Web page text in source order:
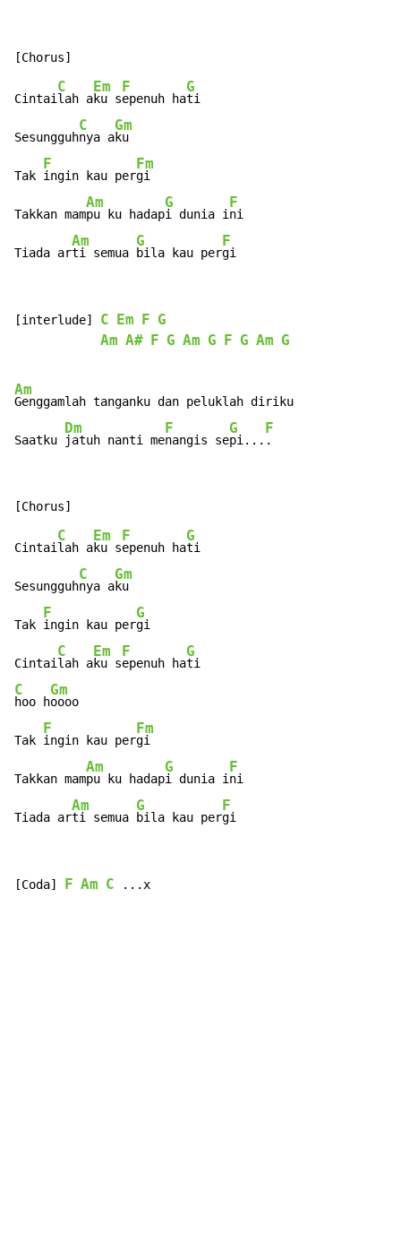
Cintai
C
lah a
Em
ku s
F
epenuh ha
G
ti
Sesungguh
C
nya a
Gm
ku
Tak
F
ingin kau per
Fm
gi
Takkan mam
Am
pu ku hadap
G
i dunia i
F
ni
Tiada ar
Am
ti semua
G
bila kau per
F
gi
[interlude] C Em F G
Am A# F G Am G F G Am G
Am
Genggamlah tanganku dan peluklah diriku
Saatku
Dm
jatuh nanti me
F
nangis se
G
pi...
F
.
Cintai
C
lah a
Em
ku s
F
epenuh ha
G
ti
Sesungguh
C
nya a
Gm
ku
Tak
F
ingin kau per
G
gi
Cintai
C
lah a
Em
ku s
F
epenuh ha
G
C
hoo h
Gm
oooo
Tak
F
ingin kau per
Fm
gi
Takkan mam
Am
pu ku hadap
G
i dunia i
F
ni
Tiada ar
Am
ti semua
G
bila kau per
F
gi
[Coda] F Am C ...x